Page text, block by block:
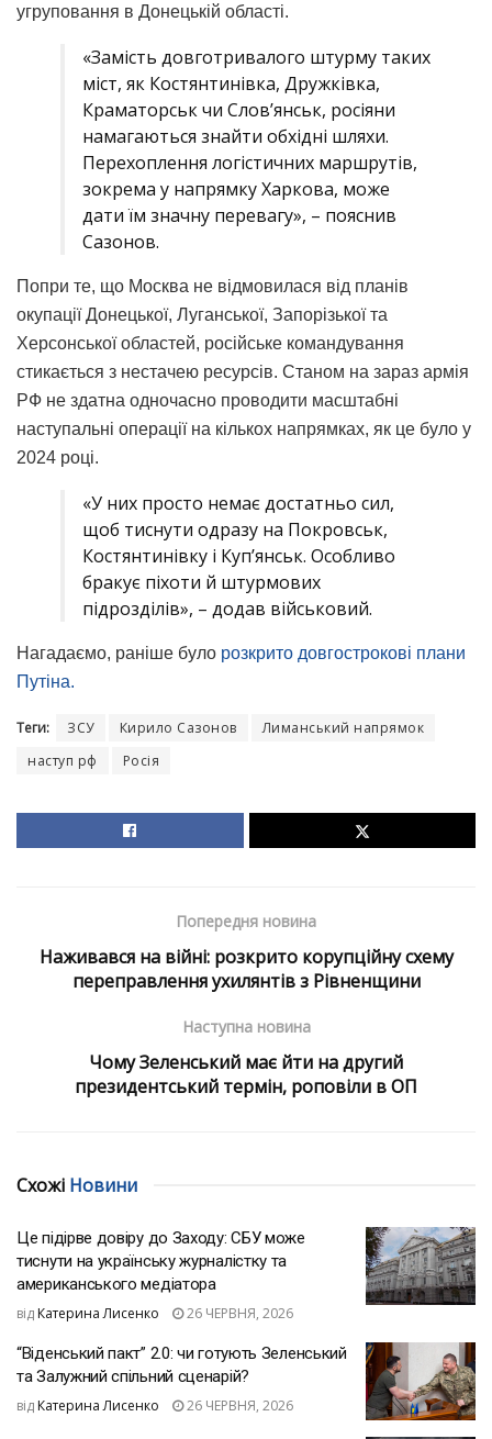
угруповання в Донецькій області.
«Замість довготривалого штурму таких
міст, як Костянтинівка, Дружківка,
Краматорськ чи Слов’янськ, росіяни
намагаються знайти обхідні шляхи.
Перехоплення логістичних маршрутів,
зокрема у напрямку Харкова, може
дати їм значну перевагу», – пояснив
Сазонов.
Попри те, що Москва не відмовилася від планів
окупації Донецької, Луганської, Запорізької та
Херсонської областей, російське командування
стикається з нестачею ресурсів. Станом на зараз армія
РФ не здатна одночасно проводити масштабні
наступальні операції на кількох напрямках, як це було у
2024 році.
«У них просто немає достатньо сил,
щоб тиснути одразу на Покровськ,
Костянтинівку і Куп’янськ. Особливо
бракує піхоти й штурмових
підрозділів», – додав військовий.
Нагадаємо, раніше було розкрито довгострокові плани
Путіна.
Теги: ЗСУ Кирило Сазонов
Лиманський напрямок
наступ рф
Росія
Попередня новина
Наживався на війні: розкрито корупційну схему
переправлення ухилянтів з Рівненщини
Наступна новина
Чому Зеленський має йти на другий
президентський термін, роповіли в ОП
Схожі Новини
Це підірве довіру до Заходу: СБУ може
тиснути на українську журналістку та
американського медіатора
від Катерина Лисенко 26 ЧЕРВНЯ, 2026
“Віденський пакт” 2.0: чи готують Зеленський
та Залужний спільний сценарій?
від Катерина Лисенко 26 ЧЕРВНЯ, 2026